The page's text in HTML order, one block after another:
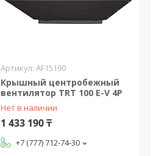
AF15190
Крышный центробежный
вентилятор TRT 100 E-V 4P
Нет в наличии
1 433 190 ₸
+7 (777) 712-74-30